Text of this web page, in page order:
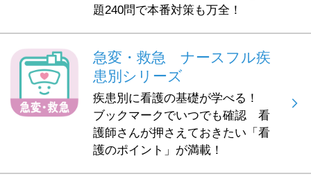
題240問で本番対策も万全！
急変・救急 ナースフル疾
患別シリーズ
疾患別に看護の基礎が学べる！
ブックマークでいつでも確認 看
護師さんが押さえておきたい「看
護のポイント」が満載！